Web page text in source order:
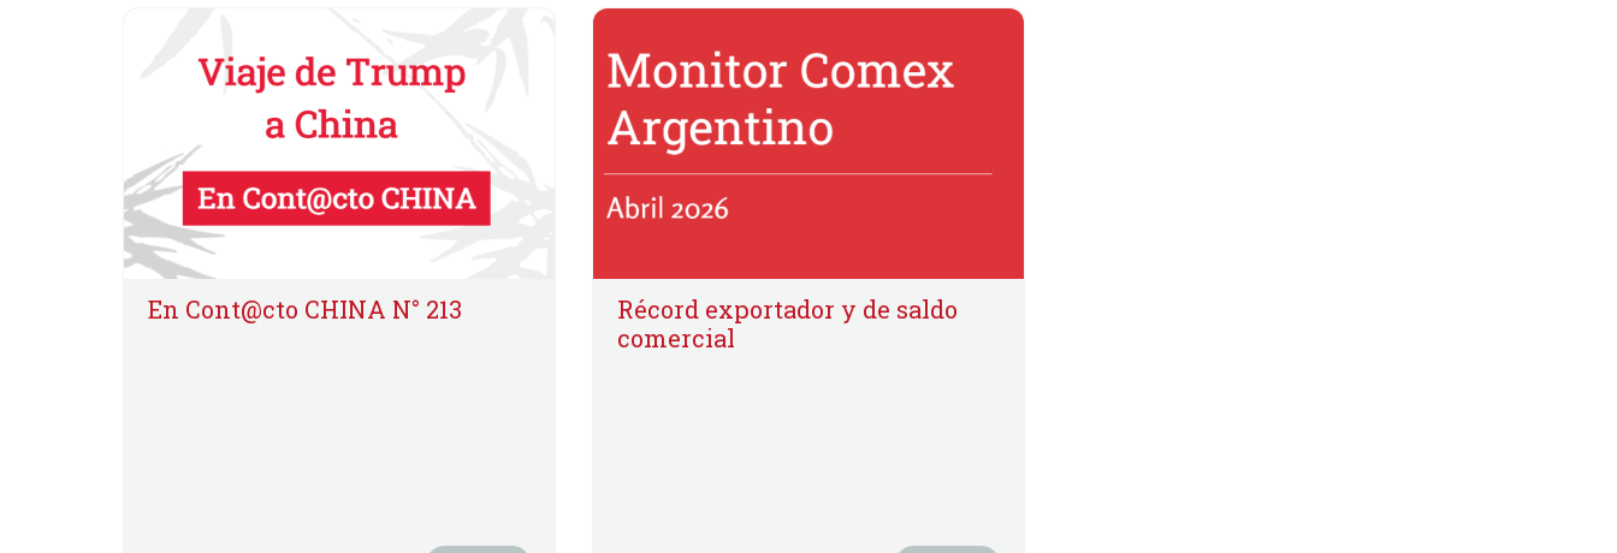
En Cont@cto CHINA N° 213
Récord exportador y de saldo
comercial